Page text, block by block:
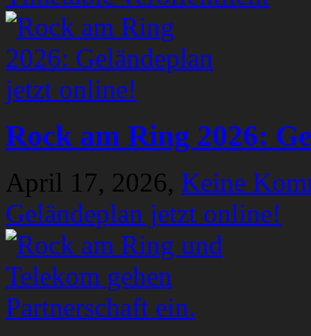
Rock am Ring 2026:
April 17, 2026, Keine
Geländeplan jetzt online!